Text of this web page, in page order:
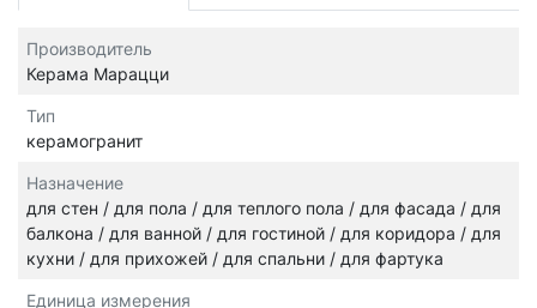
Производитель
Керама Марацци
Тип
керамогранит
Назначение
для стен / для пола / для теплого пола / для фасада / для
балкона / для ванной / для гостиной / для коридора / для
кухни / для прихожей / для спальни / для фартука
Единица измерения